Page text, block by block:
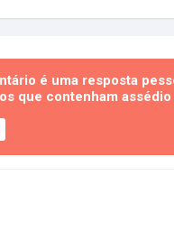
é uma resposta
que contenham